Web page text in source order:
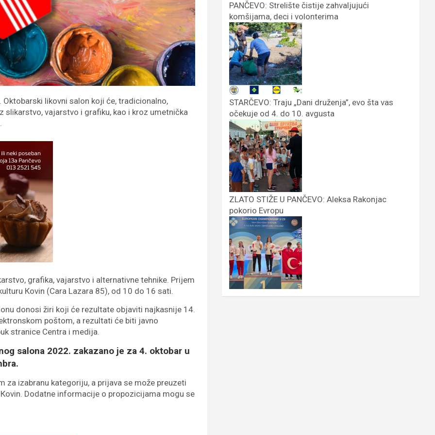
likovni salon koji će, tradicionalno,
vajarstvo i grafiku, kao i kroz umetnička
grafika, vajarstvo i alternativne tehnike. Prijem
Кovin (Cara Lazara 85), od 10 do 16 sati.
donosi žiri koji će rezultate objaviti najkasnije 14.
poštom, a rezultati će biti javno
stranice Centra i medija.
salona 2022. zakazano je za 4. oktobar u
izabranu kategoriju, a prijava se može preuzeti
Dodatne informacije o propozicijama mogu se
PANČEVO: Strelište čistije zahvaljujući
komšijama, deci i volonterima
STARČEVO: Traju „Dani druženja”, evo šta vas
očekuje od 4. do 10. avgusta
ZLATO STIŽE U PANČEVO: Aleksa Rakonjac
pokorio Evropu